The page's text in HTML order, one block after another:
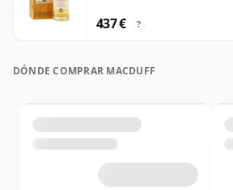
437 € ?
DÓNDE COMPRAR MACDUFF